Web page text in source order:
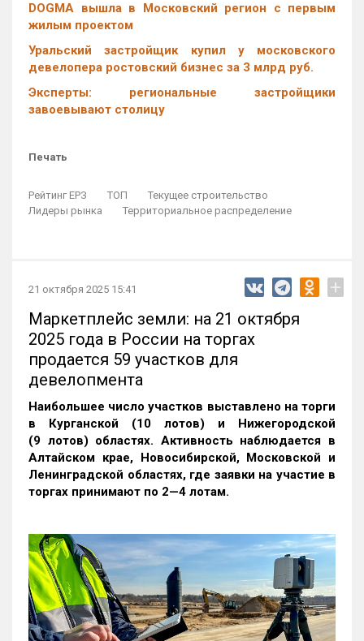
DOGMA вышла в Московский регион с первым
жилым проектом
Уральский застройщик купил у московского
девелопера ростовский бизнес за 3 млрд руб.
Эксперты: региональные застройщики
завоевывают столицу
Печать
Рейтинг ЕРЗ ТОП
Текущее строительство
Лидеры рынка
Территориальное распределение
21 октября 2025 15:41 +
Маркетплейс земли: на 21 октября
2025 года в России на торгах
продается 59 участков для
девелопмента
Наибольшее число участков выставлено на торги
в Курганской (10 лотов) и Нижегородской
(9 лотов) областях. Активность наблюдается в
Алтайском крае, Новосибирской, Московской и
Ленинградской областях, где заявки на участие в
торгах принимают по 2—4 лотам.